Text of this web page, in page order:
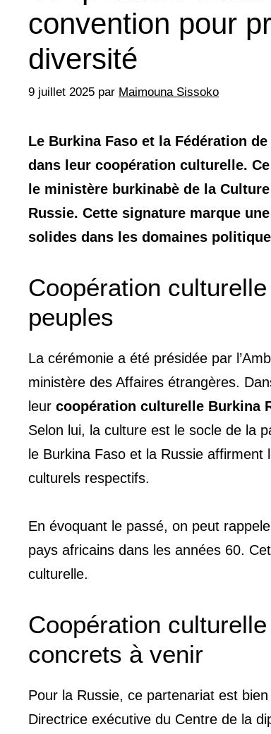
convention pour
diversité
9 juillet 2025 par Maimouna Sissoko
Le Burkina Faso et la Fédération
dans leur coopération culturelle.
le ministère burkinabè de la
Russie. Cette signature marque
solides dans les domaines
Coopération
peuples
La cérémonie a été présidée par
ministère des Affaires étrangères.
leur coopération culturelle Burkina
Selon lui, la culture est le socle de la
le Burkina Faso et la Russie
culturels respectifs.
En évoquant le passé, on peut
pays africains dans les années 60.
culturelle.
Coopération
concrets à venir
Pour la Russie, ce partenariat est
Directrice exécutive du Centre de la